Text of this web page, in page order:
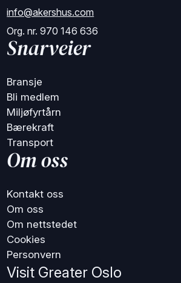
info@akershus.com
Org. nr. 970 146 636
Snarveier
Bransje
Bli medlem
Miljøfyrtårn
Bærekraft
Transport
Om oss
Kontakt oss
Om oss
Om nettstedet
Cookies
Personvern
Visit Greater Oslo